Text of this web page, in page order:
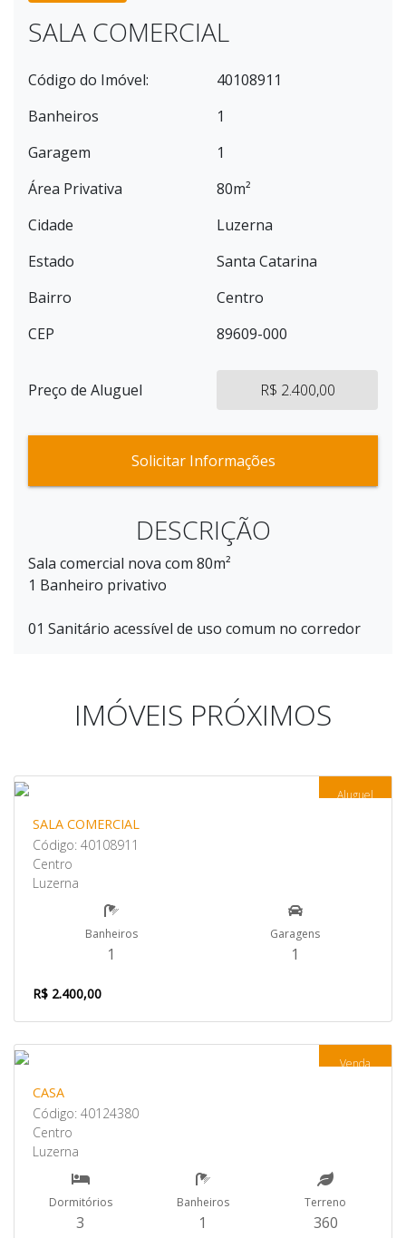
SALA COMERCIAL
Código do Imóvel:
40108911
Banheiros
1
Garagem
1
Área Privativa
80m²
Cidade
Luzerna
Estado
Santa Catarina
Bairro
Centro
CEP
89609-000
Preço de Aluguel R$ 2.400,00
Solicitar Informações
DESCRIÇÃO
Sala comercial nova com 80m²
1 Banheiro privativo
01 Sanitário acessível de uso comum no corredor
IMÓVEIS PRÓXIMOS
Aluguel
SALA COMERCIAL
Código: 40108911
Centro
Luzerna
Banheiros
1
Garagens
1
R$ 2.400,00
Venda
CASA
Código: 40124380
Centro
Luzerna
Dormitórios
3
Banheiros
1
Terreno
360